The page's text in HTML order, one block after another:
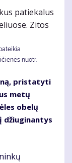
nuotr.
pristatyti
metų
obelų
džiuginantys